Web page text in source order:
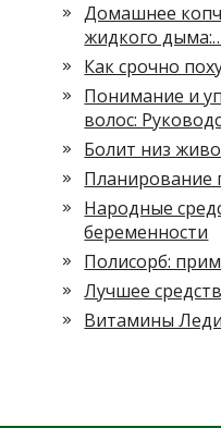
Домашнее
жидкого
Как срочно
Понимание и
волос:
Болит низ
Планирование
Народные
беременности
Полисорб:
Лучшее
Витамины